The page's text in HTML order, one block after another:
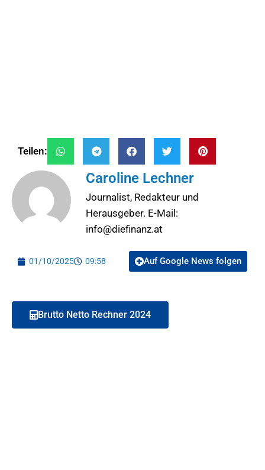
Teilen:
Caroline Lechner
Journalist, Redakteur und
Herausgeber. E-Mail:
info@diefinanz.at
01/10/2025 09:58 Auf Google News folgen
Brutto Netto Rechner 2024